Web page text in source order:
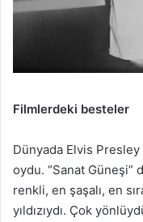
Filmlerdeki besteler
Dünyada Elvis
oydu. “Sanat Güneşi”
renkli, en şaşalı, en
yıldızıydı. Çok